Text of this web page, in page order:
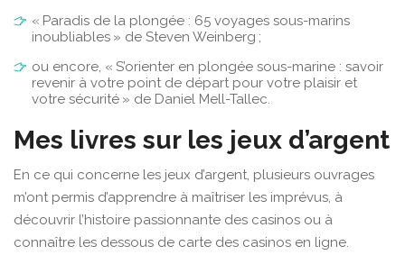
« Paradis de la plongée : 65 voyages sous-marins
inoubliables » de Steven Weinberg ;
ou encore, « S’orienter en plongée sous-marine : savoir
revenir à votre point de départ pour votre plaisir et
votre sécurité » de Daniel Mell-Tallec.
Mes livres sur les jeux d’argent
En ce qui concerne les jeux d’argent, plusieurs ouvrages
m’ont permis d’apprendre à maîtriser les imprévus, à
découvrir l’histoire passionnante des casinos ou à
connaître les dessous de carte des casinos en ligne.